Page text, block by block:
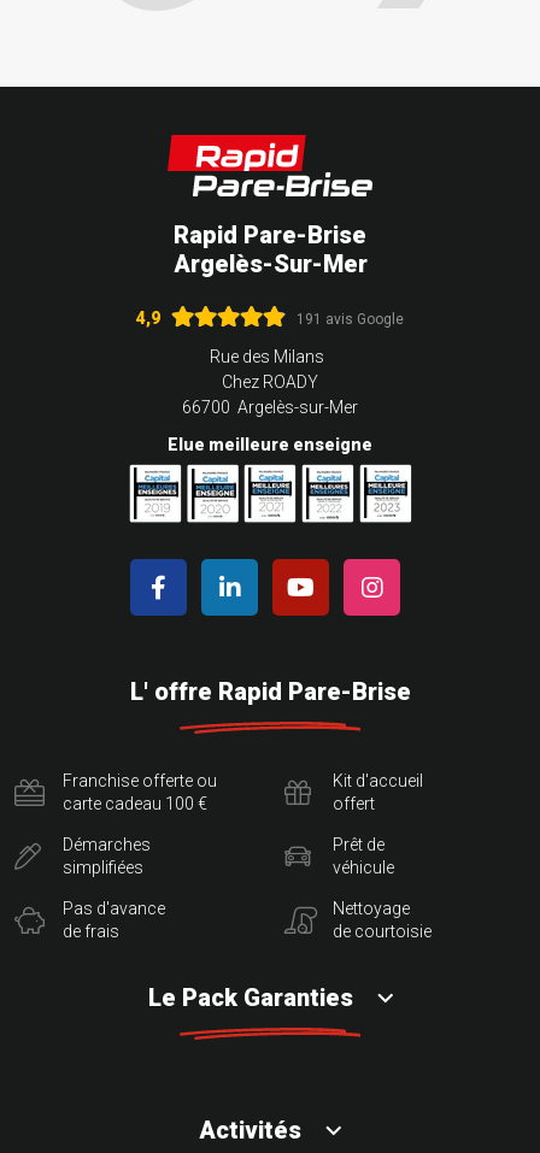
Rapid Pare-Brise
Argelès-Sur-Mer
4,9 191 avis Google
Rue des Milans
Chez ROADY
66700 Argelès-sur-Mer
Elue meilleure enseigne
L' offre Rapid Pare-Brise
Franchise offerte ou
carte cadeau 100 €
Démarches
simplifiées
Pas d'avance
de frais
Kit d'accueil
offert
Prêt de
véhicule
Nettoyage
de courtoisie
Le Pack Garanties
Activités